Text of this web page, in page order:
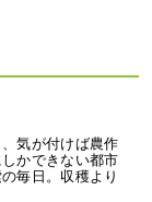
気が付けば農作
かできない都市
毎日。収穫より